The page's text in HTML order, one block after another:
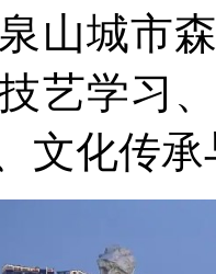
山城市
艺学习
文化传